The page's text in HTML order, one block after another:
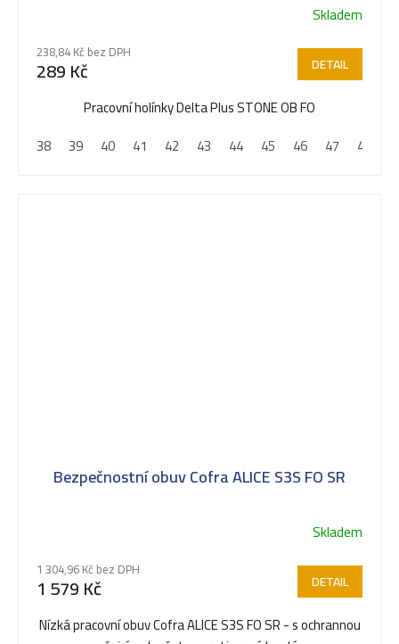
Skladem
238,84 Kč bez DPH
289 Kč DETAIL
Pracovní holínky Delta Plus STONE OB FO
38
39 40 41 42 43 44 45 46 47 48
Bezpečnostní obuv Cofra ALICE S3S FO SR
Skladem
1 304,96 Kč bez DPH
1 579 Kč DETAIL
Nízká pracovní obuv Cofra ALICE S3S FO SR - s ochrannou